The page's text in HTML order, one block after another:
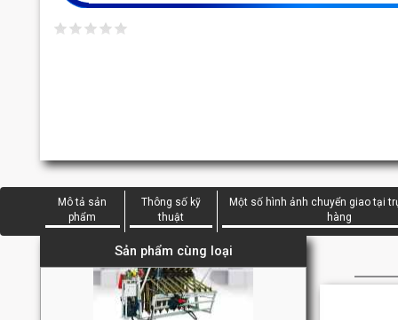
Mô tả sản
phẩm
Thông số kỹ
thuật
Một số hình ảnh chuyển giao tại
hàng
Sản phẩm cùng loại
Máy cảo quay, ghép ngang